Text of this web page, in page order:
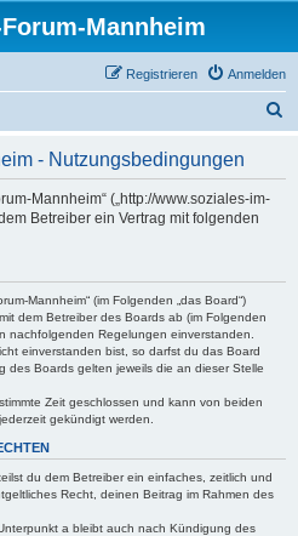
Mannheim
Anmelden
Registrieren
- Nutzungsbedingungen
Mannheim“ („http://www.soziales-im-
Betreiber ein Vertrag mit folgenden
Mannheim“ (im Folgenden „das Board“)
dem Betreiber des Boards ab (im Folgenden
nachfolgenden Regelungen einverstanden.
einverstanden bist, so darfst du das Board
des Boards gelten jeweils die an dieser Stelle
Zeit geschlossen und kann von beiden
gekündigt werden.
du dem Betreiber ein einfaches, zeitlich und
Recht, deinen Beitrag im Rahmen des
a bleibt auch nach Kündigung des